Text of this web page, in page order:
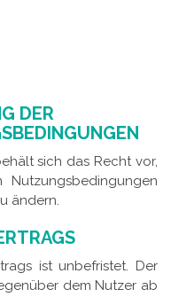
DER
sich das Recht vor,
Nutzungsbedingungen
ändern.
ist unbefristet. Der
dem Nutzer ab